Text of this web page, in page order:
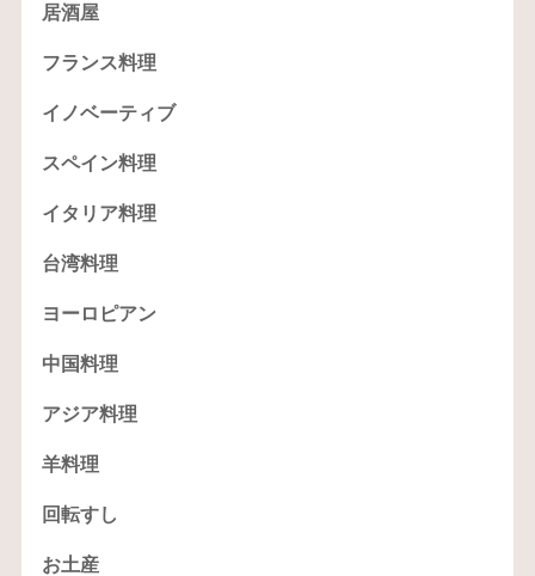
居酒屋
フランス料理
イノベーティブ
スペイン料理
イタリア料理
台湾料理
ヨーロピアン
中国料理
アジア料理
羊料理
回転すし
お土産